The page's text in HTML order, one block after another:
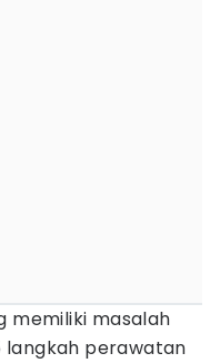
memiliki masalah
langkah perawatan